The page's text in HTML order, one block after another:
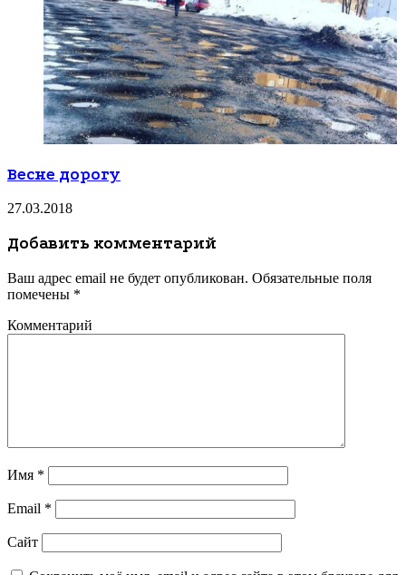
Весне дорогу
27.03.2018
Добавить комментарий
Ваш адрес email не будет опубликован. Обязательные поля
помечены *
Комментарий
Имя *
Email *
Сайт